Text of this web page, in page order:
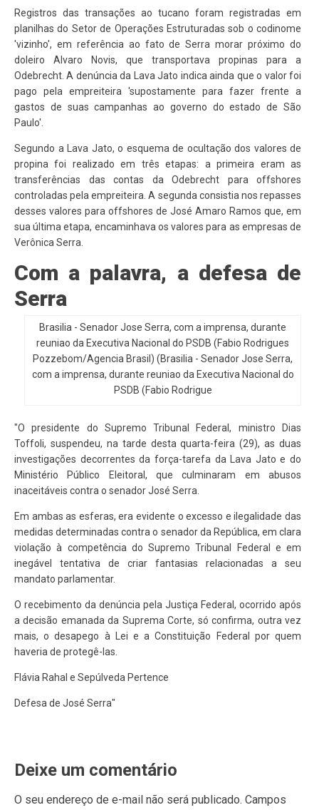
Registros das transações ao tucano foram registradas em
planilhas do Setor de Operações Estruturadas sob o codinome
'vizinho', em referência ao fato de Serra morar próximo do
doleiro Alvaro Novis, que transportava propinas para a
Odebrecht. A denúncia da Lava Jato indica ainda que o valor foi
pago pela empreiteira 'supostamente para fazer frente a
gastos de suas campanhas ao governo do estado de São
Paulo'.
Segundo a Lava Jato, o esquema de ocultação dos valores de
propina foi realizado em três etapas: a primeira eram as
transferências das contas da Odebrecht para offshores
controladas pela empreiteira. A segunda consistia nos repasses
desses valores para offshores de José Amaro Ramos que, em
sua última etapa, encaminhava os valores para as empresas de
Verônica Serra.
Com a palavra, a defesa de
Serra
Brasilia - Senador Jose Serra, com a imprensa, durante
reuniao da Executiva Nacional do PSDB (Fabio Rodrigues
Pozzebom/Agencia Brasil) (Brasilia - Senador Jose Serra,
com a imprensa, durante reuniao da Executiva Nacional do
PSDB (Fabio Rodrigue
"O presidente do Supremo Tribunal Federal, ministro Dias
Toffoli, suspendeu, na tarde desta quarta-feira (29), as duas
investigações decorrentes da força-tarefa da Lava Jato e do
Ministério Público Eleitoral, que culminaram em abusos
inaceitáveis contra o senador José Serra.
Em ambas as esferas, era evidente o excesso e ilegalidade das
medidas determinadas contra o senador da República, em clara
violação à competência do Supremo Tribunal Federal e em
inegável tentativa de criar fantasias relacionadas a seu
mandato parlamentar.
O recebimento da denúncia pela Justiça Federal, ocorrido após
a decisão emanada da Suprema Corte, só confirma, outra vez
mais, o desapego à Lei e a Constituição Federal por quem
haveria de protegê-las.
Flávia Rahal e Sepúlveda Pertence
Defesa de José Serra"
Deixe um comentário
O seu endereço de e-mail não será publicado. Campos